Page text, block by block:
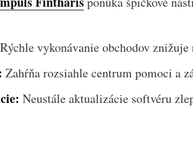
Rýchle vykonávanie obchodov
Zahŕňa rozsiahle centrum pomoci a
Neustále aktualizácie softvéru